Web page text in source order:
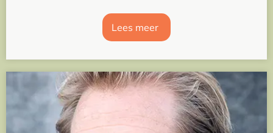
Lees meer